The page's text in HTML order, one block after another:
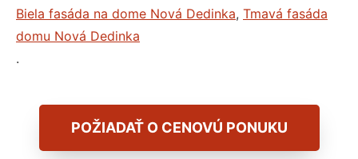
Biela fasáda na dome Nová Dedinka, Tmavá fasáda
domu Nová Dedinka
.
POŽIADAŤ O CENOVÚ PONUKU